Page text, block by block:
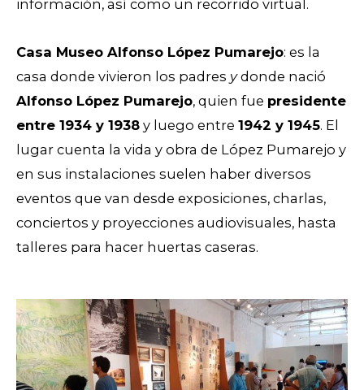
información, así como un recorrido virtual.
Casa Museo Alfonso López Pumarejo: es la
casa donde vivieron los padres ydonde nació
Alfonso López Pumarejo, quien fue presidente
entre 1934 y 1938 y luego entre 1942 y 1945. El
lugar cuenta la vida y obra de López Pumarejo y
en sus instalaciones suelen haber diversos
eventos que van desde exposiciones, charlas,
conciertos y proyecciones audiovisuales, hasta
talleres para hacer huertas caseras.